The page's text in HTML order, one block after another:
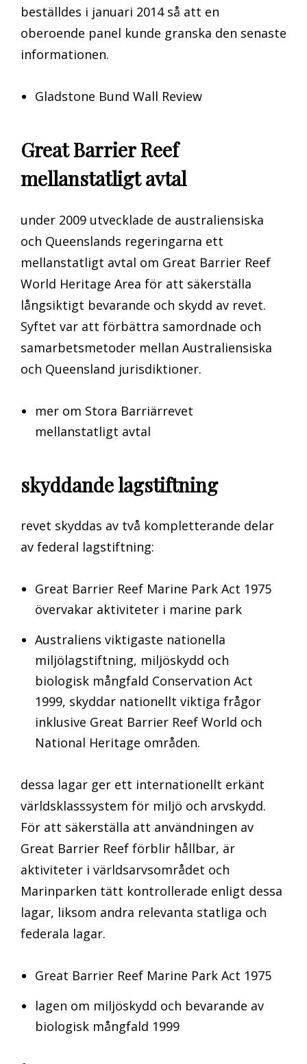
beställdes i januari 2014 så att en
oberoende panel kunde granska den senaste
informationen.
Gladstone Bund Wall Review
Great Barrier Reef
mellanstatligt avtal
under 2009 utvecklade de australiensiska
och Queenslands regeringarna ett
mellanstatligt avtal om Great Barrier Reef
World Heritage Area för att säkerställa
långsiktigt bevarande och skydd av revet.
Syftet var att förbättra samordnade och
samarbetsmetoder mellan Australiensiska
och Queensland jurisdiktioner.
mer om Stora Barriärrevet
mellanstatligt avtal
skyddande lagstiftning
revet skyddas av två kompletterande delar
av federal lagstiftning:
Great Barrier Reef Marine Park Act 1975
övervakar aktiviteter i marine park
Australiens viktigaste nationella
miljölagstiftning, miljöskydd och
biologisk mångfald Conservation Act
1999, skyddar nationellt viktiga frågor
inklusive Great Barrier Reef World och
National Heritage områden.
dessa lagar ger ett internationellt erkänt
världsklasssystem för miljö och arvskydd.
För att säkerställa att användningen av
Great Barrier Reef förblir hållbar, är
aktiviteter i världsarvsområdet och
Marinparken tätt kontrollerade enligt dessa
lagar, liksom andra relevanta statliga och
federala lagar.
Great Barrier Reef Marine Park Act 1975
lagen om miljöskydd och bevarande av
biologisk mångfald 1999